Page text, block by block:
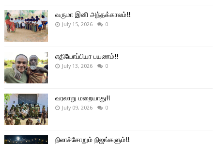
வருமா இனி அந்தக்காலம்!!
July 15, 2026 0
எதியோப்பியா பயணம்!!
July 13, 2026 0
வரலாறு மறையாது!!
July 09, 2026 0
நிலாச்சோறும் நிஜங்களும்!!